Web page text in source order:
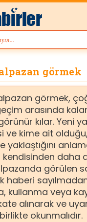
görmek
görmek,
arasında
kılar. Yeni
ve kime ait
yaklaştığını
daha
görülen
haberi
kullanma veya
alınarak ve
okunmalıdır.